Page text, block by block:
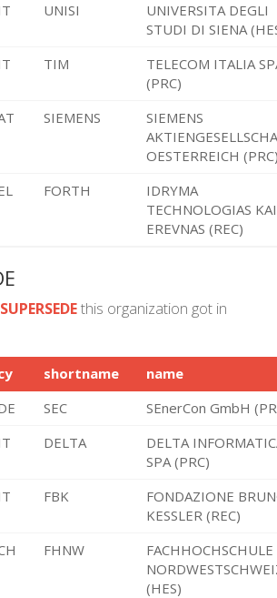
UNISI
UNIVERSITA DEGLI
STUDI DI SIENA
TIM
TELECOM ITALIA
(PRC)
SIEMENS
SIEMENS
OESTERREICH
FORTH
IDRYMA
TECHNOLOGIAS KAI
EREVNAS (REC)
SUPERSEDEthis organization got in
shortname
name
SEC
SEnerCon GmbH
DELTA
DELTA
SPA (PRC)
FBK
FONDAZIONE
KESSLER (REC)
FHNW
FACHHOCHSCHULE
(HES)